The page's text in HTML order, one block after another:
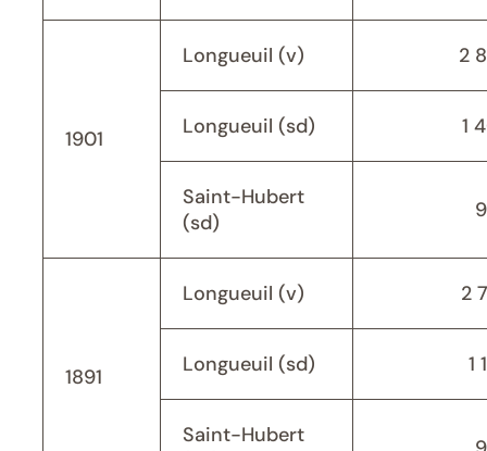
1901
Longueuil (v) 2
Longueuil (sd) 1
Saint-Hubert
(sd)
1891
Longueuil (v) 2
Longueuil (sd) 1
Saint-Hubert